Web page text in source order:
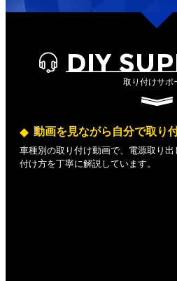
DIY
取り付けサポ
動画を見ながら自分で取り
車種別の取り付け動画で、電源取り
付け方を丁寧に解説しています。